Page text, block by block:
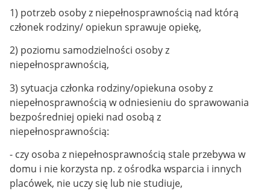
1) potrzeb osoby z niepełnosprawnością nad którą
członek rodziny/ opiekun sprawuje opiekę,
2) poziomu samodzielności osoby z
niepełnosprawnością,
3) sytuacja członka rodziny/opiekuna osoby z
niepełnosprawnością w odniesieniu do sprawowania
bezpośredniej opieki nad osobą z
niepełnosprawnością:
- czy osoba z niepełnosprawnością stale przebywa w
domu i nie korzysta np. z ośrodka wsparcia i innych
placówek, nie uczy się lub nie studiuje,